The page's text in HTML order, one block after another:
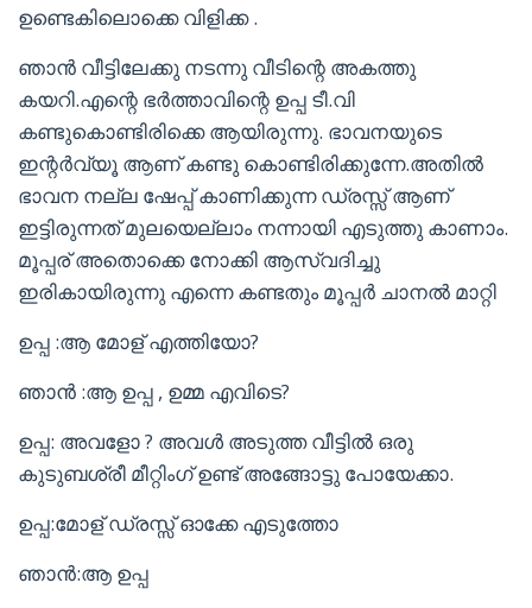
ഉണ്ടെകിലൊക്കെ വിളിക്ക .
ഞാൻ വീട്ടിലേക്കു നടന്നു വീടിന്റെ അകത്തു
കയറി.എന്റെ ഭർത്താവിന്റെ ഉപ്പ ടീ.വി
കണ്ടുകൊണ്ടിരിക്കെ ആയിരുന്നു. ഭാവനയുടെ
ഇന്റർവ്യൂ ആണ് കണ്ടു കൊണ്ടിരിക്കുന്നേ.അതിൽ
ഭാവന നല്ല ഷേപ്പ് കാണിക്കുന്ന ഡ്രസ്സ് ആണ്
ഇട്ടിരുന്നത് മുലയെല്ലാം നന്നായി എടുത്തു കാണാം.
മൂപ്പര് അതൊക്കെ നോക്കി ആസ്വദിച്ചു
ഇരികായിരുന്നു എന്നെ കണ്ടതും മൂപ്പർ ചാനൽ മാറ്റി
ഉപ്പ :ആ മോള് എത്തിയോ?
ഞാൻ :ആ ഉപ്പ , ഉമ്മ എവിടെ?
ഉപ്പ: അവളോ ? അവൾ അടുത്ത വീട്ടിൽ ഒരു
കുടുബശ്രീ മീറ്റിംഗ് ഉണ്ട് അങ്ങോട്ടു പോയേക്കാ.
ഉപ്പ:മോള് ഡ്രസ്സ് ഓക്കേ എടുത്തോ
ഞാൻ:ആ ഉപ്പ